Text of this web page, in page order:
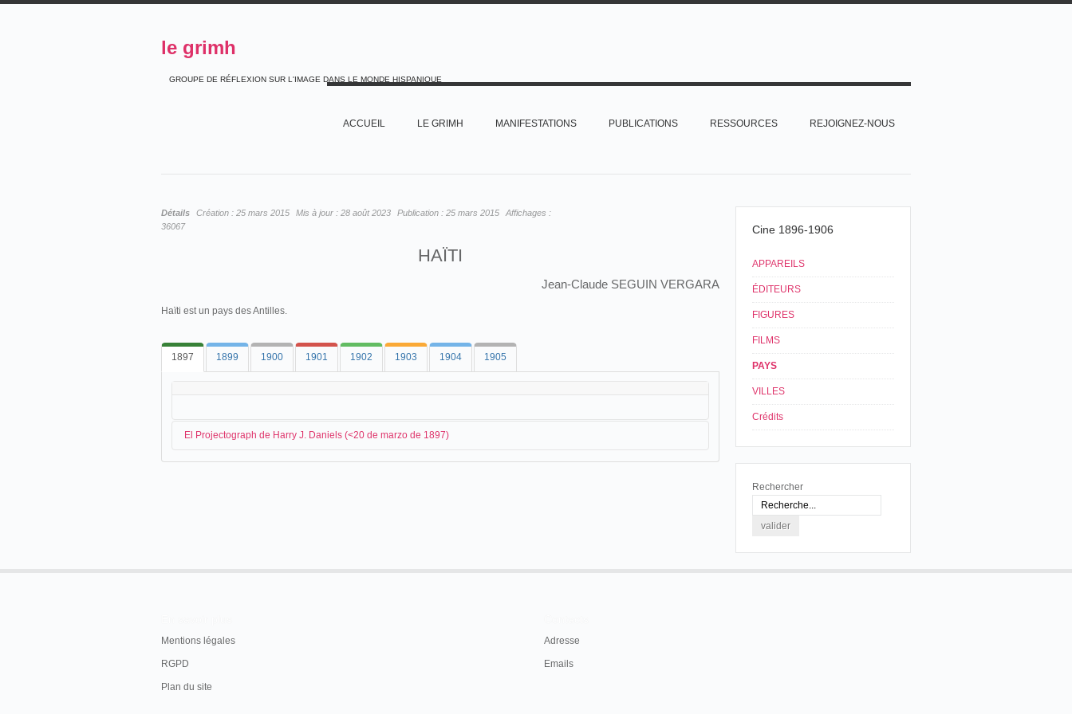
le grimh
GROUPE DE RÉFLEXION SUR L'IMAGE DANS LE MONDE HISPANIQUE
ACCUEIL LE GRIMH MANIFESTATIONS PUBLICATIONS RESSOURCES REJOIGNEZ-NOUS
Détails Création : 25 mars 2015 Mis à jour : 28 août 2023 Publication : 25 mars 2015
Affichages :
36067
HAÏTI
Jean-Claude SEGUIN VERGARA
Haïti est un pays des Antilles.
1897 1899 1900 1901 1902 1903 1904 1905
El Projectograph de Harry J. Daniels (<20 de marzo de 1897)
Cine 1896-1906
APPAREILS
ÉDITEURS
FIGURES
FILMS
PAYS
VILLES
Crédits
Rechercher
Mentions légales
RGPD
Plan du site
Adresse
Emails